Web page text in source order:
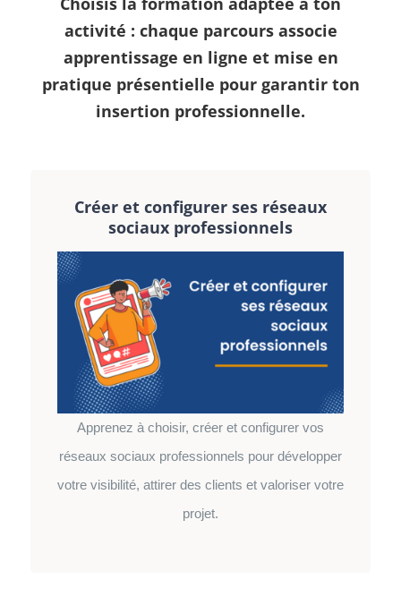
activité : chaque parcours associe
apprentissage en ligne et mise en
pratique présentielle pour garantir ton
insertion professionnelle.
Créer et configurer ses réseaux
sociaux professionnels
Apprenez à choisir, créer et configurer vos
réseaux sociaux professionnels pour développer
votre visibilité, attirer des clients et valoriser votre
projet.